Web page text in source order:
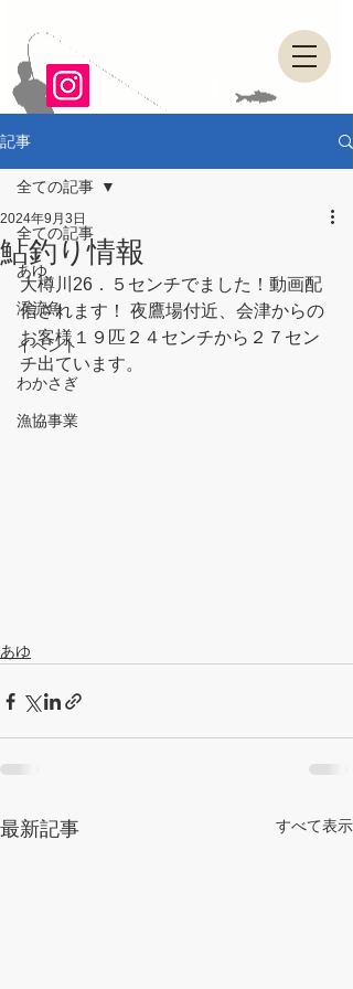
山形県・県南漁業協同組合
記事
全ての記事
あゆ
渓流魚
イベント
わかさぎ
漁協事業
全ての記事
鮎釣り情報
2024年9月3日
大樽川26．５センチでました！動画配
信されます！ 夜鷹場付近、会津からの
お客様１９匹２４センチから２７セン
チ出ています。
あゆ
最新記事 すべて表示